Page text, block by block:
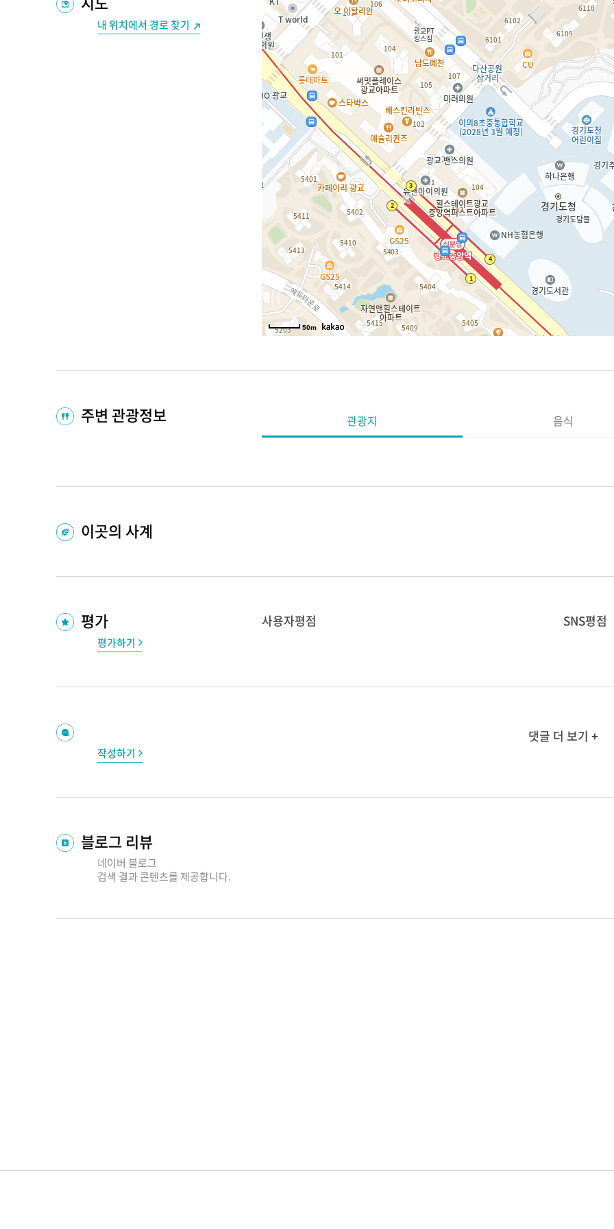
지도
내 위치에서 경로 찾기
50m
주변 관광정보 관광지 음식
이곳의 사계
평가
평가하기
사용자평점 SNS평점
작성하기
댓글 더 보기 +
블로그 리뷰
네이버 블로그
검색 결과 콘텐츠를 제공합니다.